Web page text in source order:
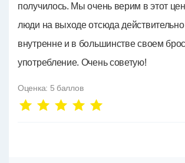
получилось. Мы очень верим в этот
люди на выходе отсюда
внутренне и в большинстве своем
употребление. Очень советую!
Оценка: 5 баллов